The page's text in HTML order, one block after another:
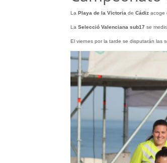
La Playa de la Victoria de Cádizacoge
La Selecció Valenciana sub17 se
El viernes por la tarde se disputarán las